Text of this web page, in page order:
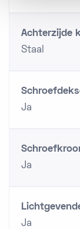
Achterzijde
Staal
Ja
Ja
Ja